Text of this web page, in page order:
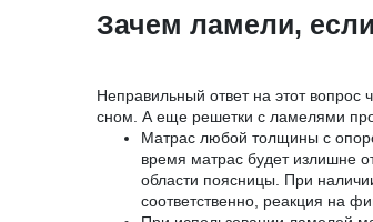
Зачем ламели,
Неправильный ответ на этот
сном. А еще решетки с ламелями
Матрас любой толщины с
время матрас будет излишне
области поясницы. При
соответственно, реакция на